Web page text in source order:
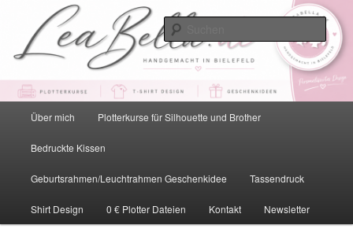
primären
springen
sekundären
springenLeaBella.de – Handgemacht in
Bielefeld
HauptmenüÜber mich Plotterkurse für Silhouette und Brother
Bedruckte Kissen
Geburtsrahmen/Leuchtrahmen Geschenkidee Tassendruck
Shirt Design 0 € Plotter Dateien Kontakt Newsletter